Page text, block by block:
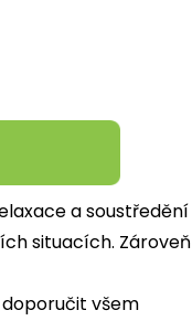
a soustředění
situacích. Zároveň
všem